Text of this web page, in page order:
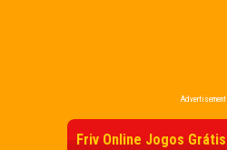
Advertisement
Friv Online Jogos Grátis